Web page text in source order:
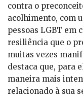
contra o
acolhimento, com
pessoas LGBT em
resiliência que o
muitas vezes
destaca que, para
maneira mais
relacionado à sua